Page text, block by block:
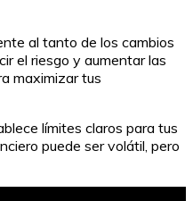
al tanto de los cambios
el riesgo y aumentar las
maximizar tus
límites claros para tus
puede ser volátil, pero